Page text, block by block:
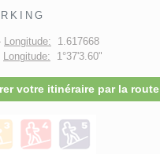
Longitude: 1.617668
Longitude: 1°37'3.60"
votre itinéraire par la route